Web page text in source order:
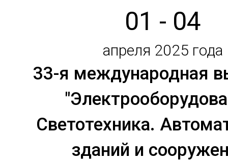
01 - 04
апреля 2025 года
33-я международная
Светотехника.
зданий и